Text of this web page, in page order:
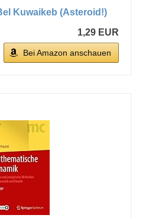
Kuwaikeb (Asteroid!)
1,29 EUR
Bei Amazon anschauen